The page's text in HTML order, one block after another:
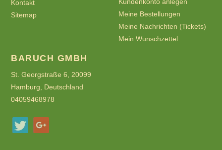
Kontakt
Sitemap
Meine Bestellungen
Meine Nachrichten (Tickets)
Mein Wunschzettel
BARUCH GMBH
St. Georgstraße 6, 20099
Hamburg, Deutschland
04059468978